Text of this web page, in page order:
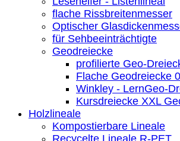
flache Rissbreitenmesser
Optischer
für Sehbeeinträchtigte
Geodreiecke
profilierte Geo-
Flache Geodreiecke
Winkley - LernGeo-
Kursdreiecke XXL
Holzlineale
Kompostierbare Lineale